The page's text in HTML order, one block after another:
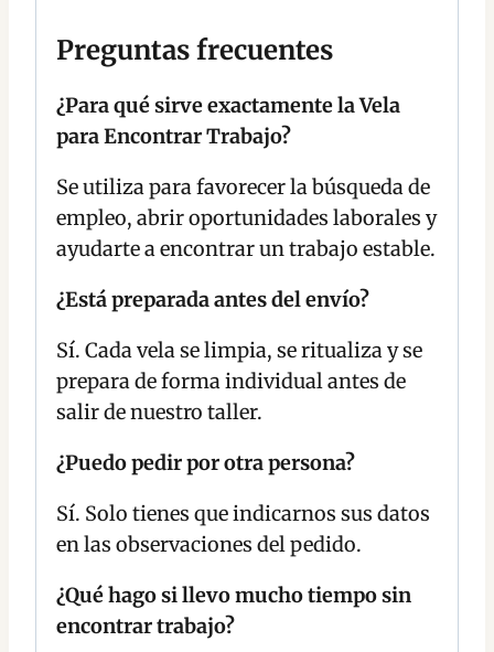
Preguntas frecuentes
¿Para qué sirve exactamente la Vela
para Encontrar Trabajo?
Se utiliza para favorecer la búsqueda de
empleo, abrir oportunidades laborales y
ayudarte a encontrar un trabajo estable.
¿Está preparada antes del envío?
Sí. Cada vela se limpia, se ritualiza y se
prepara de forma individual antes de
salir de nuestro taller.
¿Puedo pedir por otra persona?
Sí. Solo tienes que indicarnos sus datos
en las observaciones del pedido.
¿Qué hago si llevo mucho tiempo sin
encontrar trabajo?